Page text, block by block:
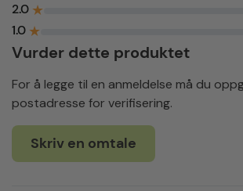
2.0 ★
1.0 ★
Vurder dette produktet
For å legge til en anmeldelse må du
postadresse for verifisering.
Skriv en omtale